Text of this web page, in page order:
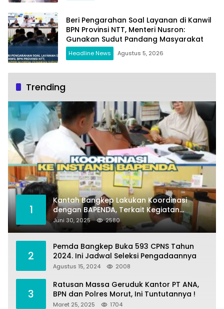
Beri Pengarahan Soal Layanan di Kanwil
BPN Provinsi NTT, Menteri Nusron:
Gunakan Sudut Pandang Masyarakat
Headline News Agustus 5, 2026
Trending
1
Kantah Bangkep Lakukan Koordinasi
dengan BAPENDA, Terkait Kegiatan
Fasilitasi Penilaian Tanah dan Ekonomi
Pertanahan
Juni 30, 2025 2580
2
Pemda Bangkep Buka 593 CPNS Tahun
2024. Ini Jadwal Seleksi Pengadaannya
Agustus 15, 2024 2008
3
Ratusan Massa Geruduk Kantor PT ANA,
BPN dan Polres Morut, Ini Tuntutannya !
Maret 25, 2025 1704